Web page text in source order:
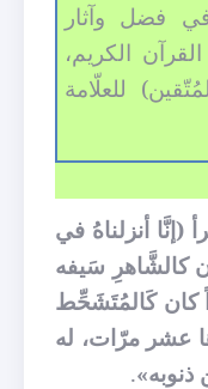
فضل وآثار
الكريم،
للعلّامة
(إنَّا أنزلناهُ في
كالشَّاهرِ سَيفه
كان كَالمُتَشَحِّط
عشر مرّات، له
.